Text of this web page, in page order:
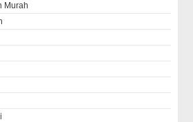
Murah